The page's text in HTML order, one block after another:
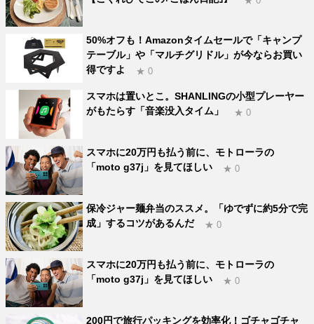
50%オフも！Amazonタイムセールで「キャンプ
テーブル」や「マルチグリドル」が今ならお買い
得ですよ
★ 0
スマホは置いとこ。SHANLINGの小型プレーヤー
がもたらす「音楽没入タイム」
★ 0
スマホに20万円も払う前に、モトローラの
「moto g37j」を見てほしい
★ 0
保冷ジャー麺弁当のススメ。「ゆでずに約5分で完
成」するコツがあるんだ
★ 0
スマホに20万円も払う前に、モトローラの
「moto g37j」を見てほしい
★ 0
200円で旅行パッキングを効率化！ゴチャゴチャ